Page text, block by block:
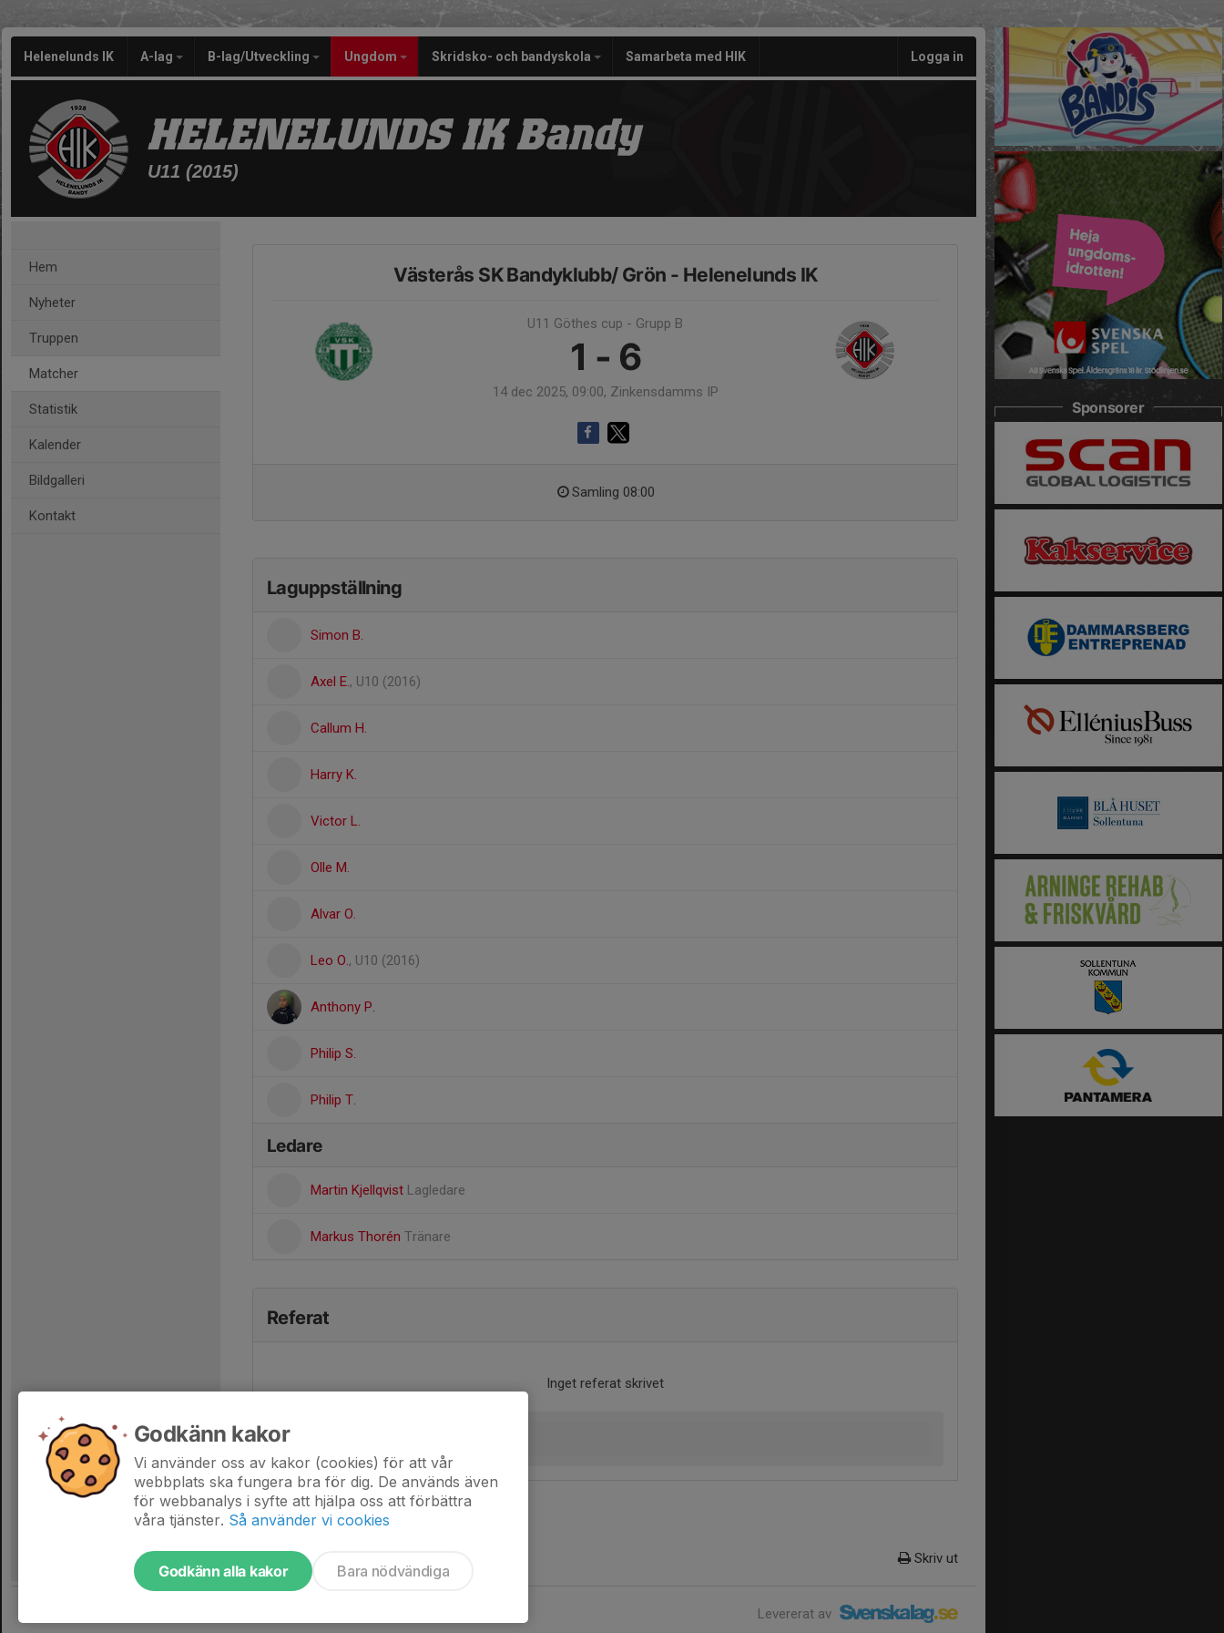
Helenelunds IK A-lag B-lag/Utveckling Ungdom Skridsko- och bandyskola Samarbeta med HIK Logga in
HELENELUNDS IK Bandy
U11 (2015)
Hem
Nyheter
Truppen
Matcher
Statistik
Kalender
Bildgalleri
Kontakt
Västerås SK Bandyklubb/ Grön - Helenelunds IK
U11 Göthes cup - Grupp B
1 - 6
14 dec 2025, 09:00, Zinkensdamms IP
Samling 08:00
Laguppställning
Simon B.
Axel E., U10 (2016)
Callum H.
Harry K.
Victor L.
Olle M.
Alvar O.
Leo O., U10 (2016)
Anthony P.
Philip S.
Philip T.
Ledare
Martin Kjellqvist Lagledare
Markus Thorén Tränare
Referat
Inget referat skrivet
Skriv ut
Levererat av
Sponsorer
Godkänn kakor
Vi använder oss av kakor (cookies) för att vår
webbplats ska fungera bra för dig. De används även
för webbanalys i syfte att hjälpa oss att förbättra
våra tjänster. Så använder vi cookies
Godkänn alla kakor Bara nödvändiga